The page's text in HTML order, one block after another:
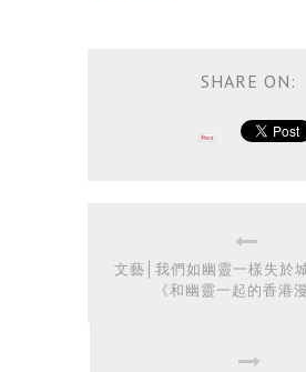
SHARE ON:
文藝│我們如幽靈一樣失於
《和幽靈一起的香港